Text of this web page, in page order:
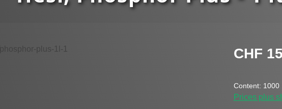
Regular
CHF
Content: 1000
Prices plus